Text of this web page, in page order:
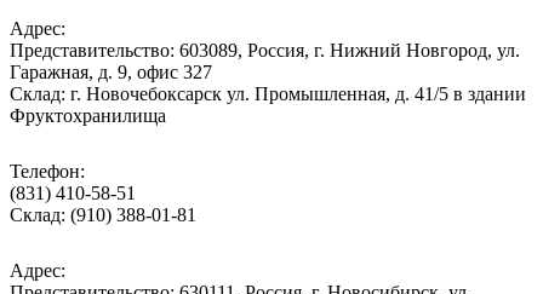
Адрес:
Представительство: 603089, Россия, г. Нижний Новгород, ул.
Гаражная, д. 9, офис 327
Склад: г. Новочебоксарск ул. Промышленная, д. 41/5 в здании
Фруктохранилища
Телефон:
(831) 410-58-51
Склад: (910) 388-01-81
Адрес: